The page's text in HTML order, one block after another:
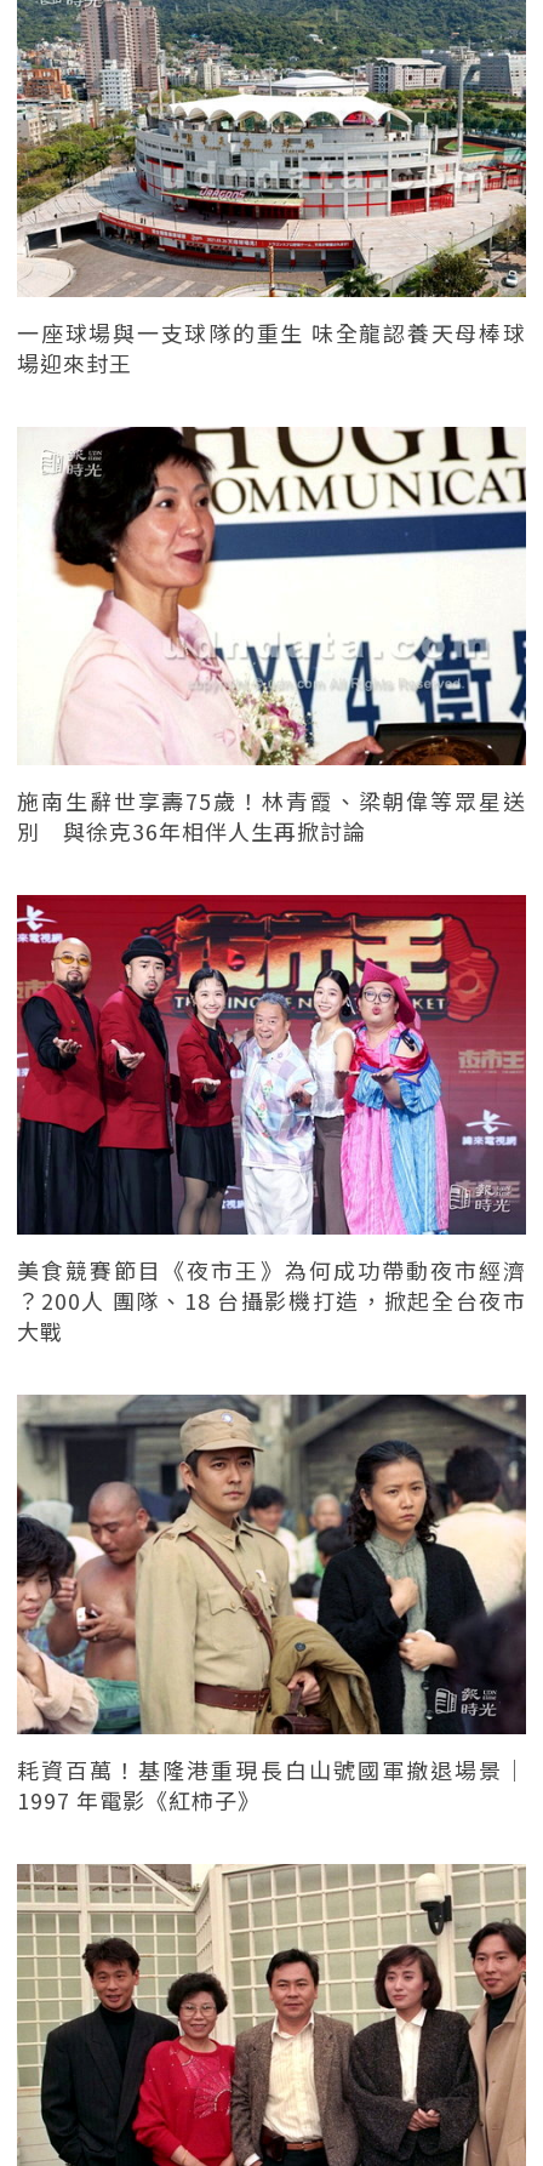
一座球場與一支球隊的重生 味全龍認養天母棒球
場迎來封王
施南生辭世享壽75歲！林青霞、梁朝偉等眾星送
別 與徐克36年相伴人生再掀討論
美食競賽節目《夜市王》為何成功帶動夜市經濟
？200人 團隊、18 台攝影機打造，掀起全台夜市
大戰
耗資百萬！基隆港重現長白山號國軍撤退場景｜
1997 年電影《紅柿子》